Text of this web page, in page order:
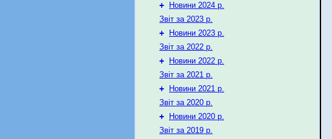
+
Новини 2024 р.
Звіт за 2023 р.
+
Новини 2023 р.
Звіт за 2022 р.
+
Новини 2022 р.
Звіт за 2021 р.
+
Новини 2021 р.
Звіт за 2020 р.
+
Новини 2020 р.
Звіт за 2019 р.